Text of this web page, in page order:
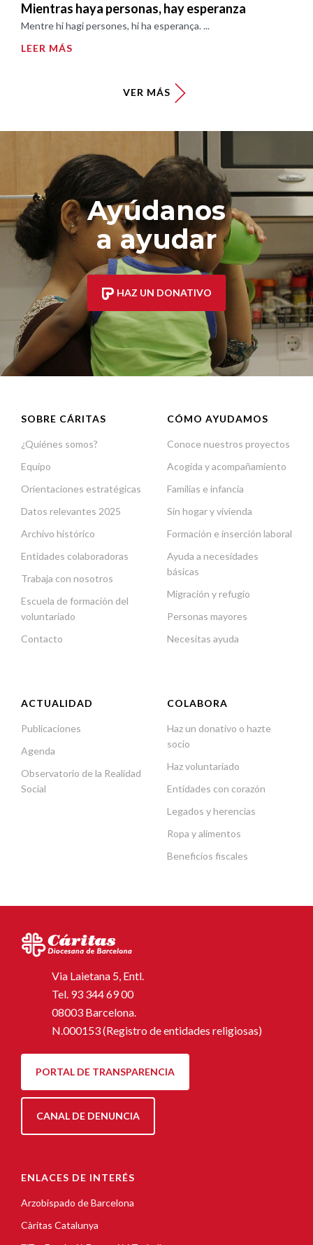
Mientras haya personas, hay esperanza
Mentre hi hagi persones, hi ha esperança. ...
LEER MÁS
VER MÁS
Ayúdanos
a ayudar
HAZ UN DONATIVO
SOBRE CÁRITAS
¿Quiénes somos?
Equipo
Orientaciones estratégicas
Datos relevantes 2025
Archivo histórico
Entidades colaboradoras
Trabaja con nosotros
Escuela de formación del
voluntariado
Contacto
CÓMO AYUDAMOS
Conoce nuestros proyectos
Acogida y acompañamiento
Familias e infancia
Sin hogar y vivienda
Formación e inserción laboral
Ayuda a necesidades
básicas
Migración y refugio
Personas mayores
Necesitas ayuda
ACTUALIDAD
Publicaciones
Agenda
Observatorio de la Realidad
Social
COLABORA
Haz un donativo o hazte
socio
Haz voluntariado
Entidades con corazón
Legados y herencias
Ropa y alimentos
Beneficios fiscales
Via Laietana 5, Entl.
Tel. 93 344 69 00
08003 Barcelona.
N.000153 (Registro de entidades religiosas)
PORTAL DE TRANSPARENCIA
CANAL DE DENUNCIA
ENLACES DE INTERÉS
Arzobispado de Barcelona
Càritas Catalunya